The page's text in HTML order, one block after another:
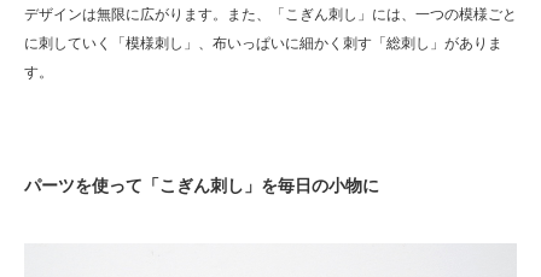
デザインは無限に広がります。また、「こぎん刺し」には、一つの模様ごと
に刺していく「模様刺し」、布いっぱいに細かく刺す「総刺し」がありま
す。
パーツを使って「こぎん刺し」を毎日の小物に